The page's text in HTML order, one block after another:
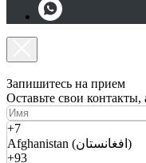
Запишитесь на прием
Оставьте свои
+7
Afghanistan (افغانستان)
+93